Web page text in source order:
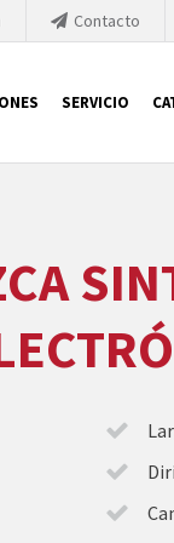
Contacto
SERVICIO
SIEMENS se ve
los
los
socio que le